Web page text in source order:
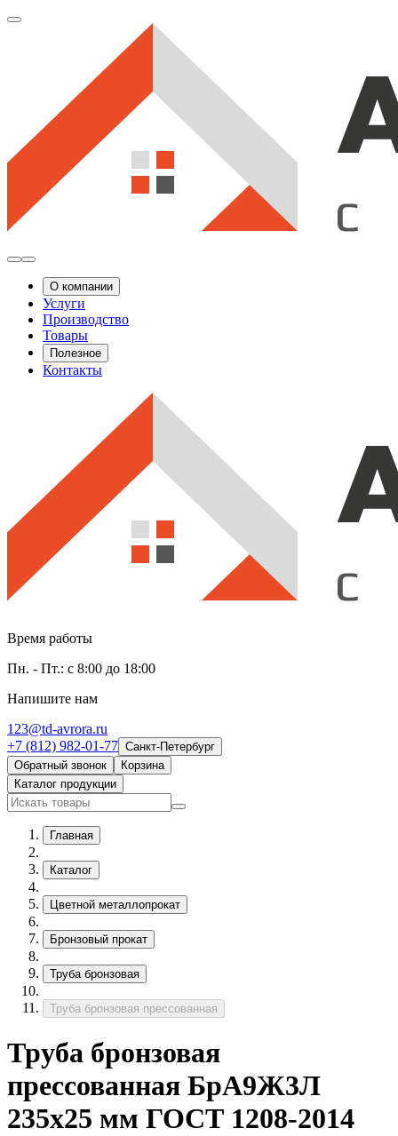
О компании
Услуги
Производство
Товары
Полезное
Контакты
Время работы
Пн. - Пт.: с 8:00 до 18:00
Напишите нам
123@td-avrora.ru
+7 (812) 982-01-77 Санкт-Петербург
Обратный звонок
Корзина
Каталог продукции
Главная
Каталог
Цветной металлопрокат
Бронзовый прокат
Труба бронзовая
Труба бронзовая прессованная
Труба бронзовая
прессованная БрА9Ж3Л
235х25 мм ГОСТ 1208-2014